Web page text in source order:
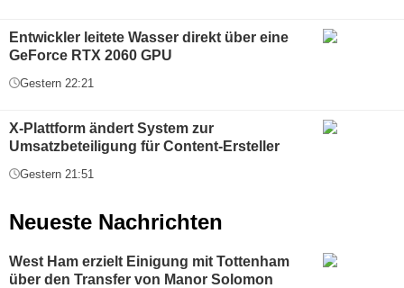
Entwickler leitete Wasser direkt über eine
GeForce RTX 2060 GPU
Gestern 22:21
X-Plattform ändert System zur
Umsatzbeteiligung für Content-Ersteller
Gestern 21:51
Neueste Nachrichten
West Ham erzielt Einigung mit Tottenham
über den Transfer von Manor Solomon